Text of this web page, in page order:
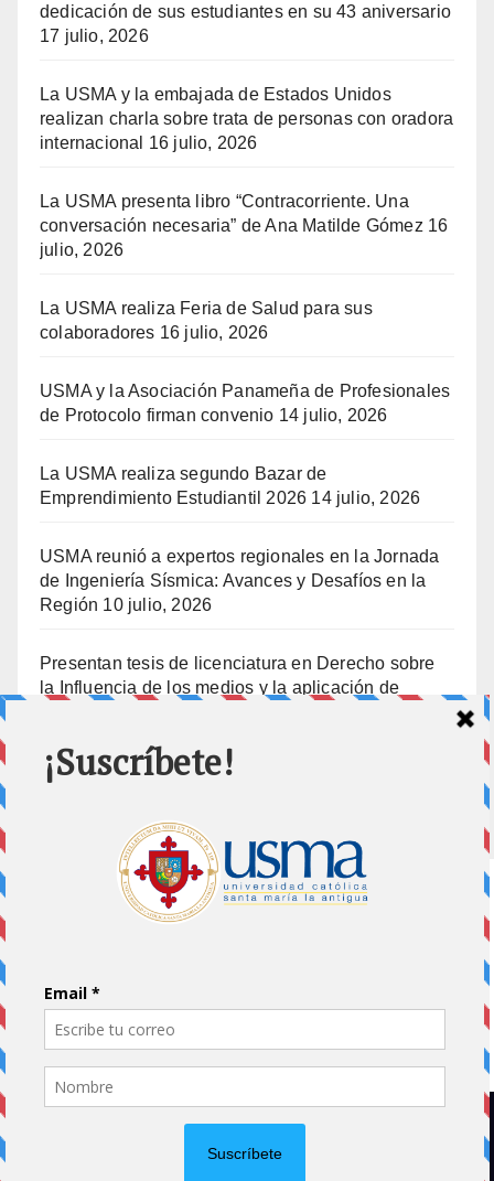
dedicación de sus estudiantes en su 43 aniversario
17 julio, 2026
La USMA y la embajada de Estados Unidos
realizan charla sobre trata de personas con oradora
internacional
16 julio, 2026
La USMA presenta libro “Contracorriente. Una
conversación necesaria” de Ana Matilde Gómez 16
julio, 2026
La USMA realiza Feria de Salud para sus
colaboradores 16 julio, 2026
USMA y la Asociación Panameña de Profesionales
de Protocolo firman convenio 14 julio, 2026
La USMA realiza segundo Bazar de
Emprendimiento Estudiantil 2026 14 julio, 2026
USMA reunió a expertos regionales en la Jornada
de Ingeniería Sísmica: Avances y Desafíos en la
Región 10 julio, 2026
Presentan tesis de licenciatura en Derecho sobre
la Influencia de los medios y la aplicación de